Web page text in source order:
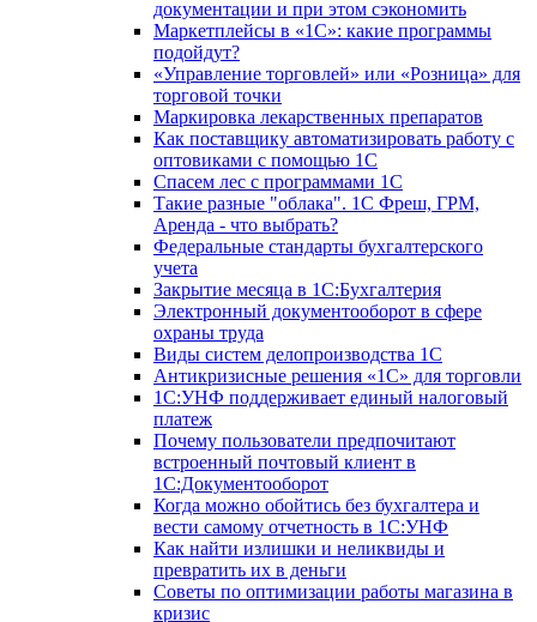
документации и при этом сэкономить
Маркетплейсы в «1С»: какие программы
подойдут?
«Управление торговлей» или «Розница» для
торговой точки
Маркировка лекарственных препаратов
Как поставщику автоматизировать работу с
оптовиками с помощью 1С
Спасем лес с программами 1С
Такие разные "облака". 1С Фреш, ГРМ,
Аренда - что выбрать?
Федеральные стандарты бухгалтерского
учета
Закрытие месяца в 1С:Бухгалтерия
Электронный документооборот в сфере
охраны труда
Виды систем делопроизводства 1C
Антикризисные решения «1С» для торговли
1С:УНФ поддерживает единый налоговый
платеж
Почему пользователи предпочитают
встроенный почтовый клиент в
1С:Документооборот
Когда можно обойтись без бухгалтера и
вести самому отчетность в 1С:УНФ
Как найти излишки и неликвиды и
превратить их в деньги
Советы по оптимизации работы магазина в
кризис